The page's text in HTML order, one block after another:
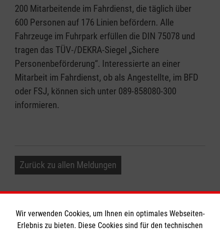
200 Mitarbeitende im Fahrdienst, die täglich über
600 Personen auf 176 Linien befördern. Alle
Fahrzeuge im Fuhrpark erfüllen die DIN 75078 und
tragen das TÜV-/DEKRA-Siegel „Sichere
Personenbeförderung“. Interessierte an einer
Mitarbeit im Fahrdienst, ob als Angestellte, im BFD
oder FSJ, können sich unter 089-858080-300
informieren.
Zurück zu allen Meldungen
Wir verwenden Cookies, um Ihnen ein optimales Webseiten-
Erlebnis zu bieten. Diese Cookies sind für den technischen